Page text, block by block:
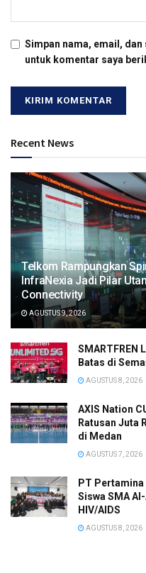
Simpan nama, email,
untuk komentar saya
Recent News
Telkom Rampungkan
InfraNexia Jadi Pilar
Connectivity
AGUSTUS 9, 2026
SMARTFREN
Batas di
AGUSTUS 8, 2026
AXIS Nation
Ratusan Juta
di Medan
AGUSTUS 7, 2026
PT
Siswa SMA
HIV/AIDS
AGUSTUS 8, 2026